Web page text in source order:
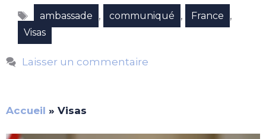
Étiquettes
ambassade , communiqué , France ,
Visas
Laisser un commentaire
Accueil » Visas